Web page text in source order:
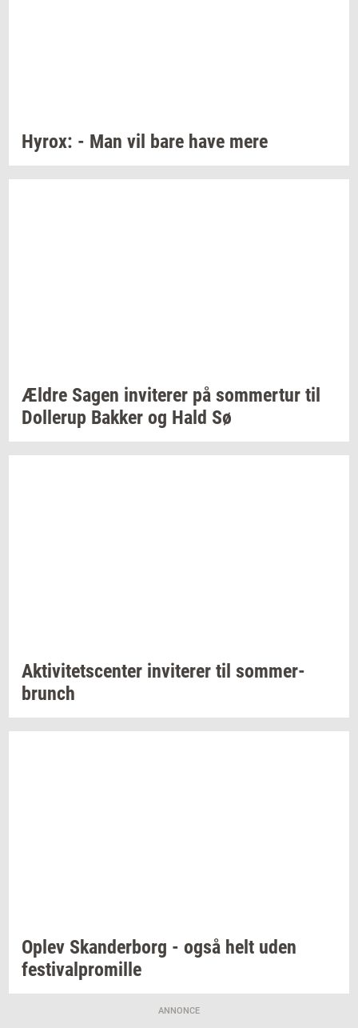
Hyrox: - Man vil bare have mere
Ældre Sagen in­vi­te­rer på som­mer­tur til
Dol­lerup Bak­ker og Hald Sø
Ak­ti­vi­tets­cen­ter in­vi­te­rer til som­mer­
brunch
Oplev Skan­der­borg - også helt uden
festi­val­pro­mil­le
ANNONCE